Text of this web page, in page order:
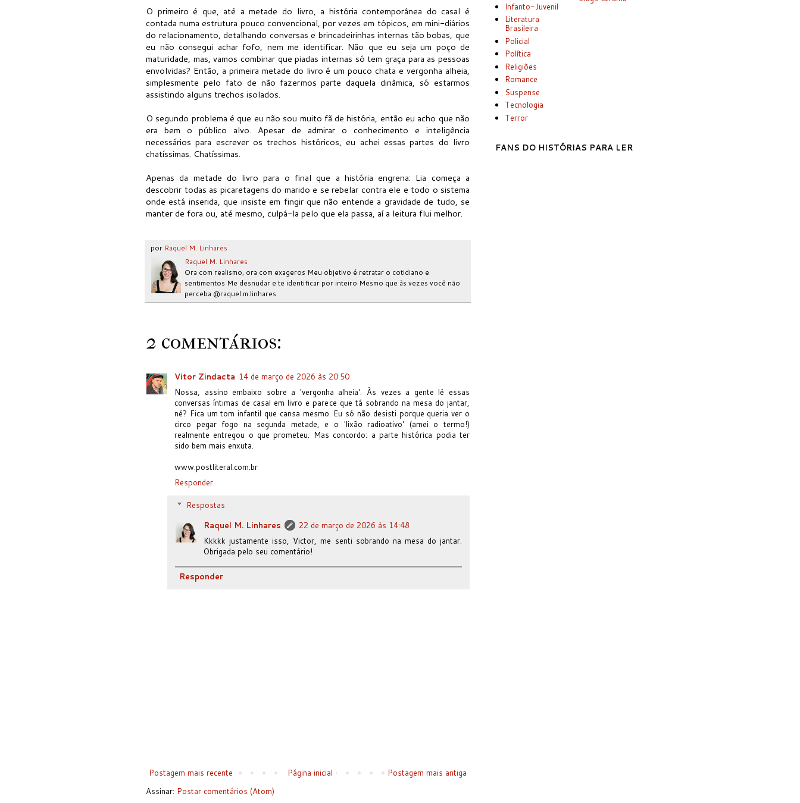
O primeiro é que, até a metade do livro, a história contemporânea do casal é
contada numa estrutura pouco convencional, por vezes em tópicos, em mini-diários
do relacionamento, detalhando conversas e brincadeirinhas internas tão bobas, que
eu não consegui achar fofo, nem me identificar. Não que eu seja um poço de
maturidade, mas, vamos combinar que piadas internas só tem graça para as pessoas
envolvidas? Então, a primeira metade do livro é um pouco chata e vergonha alheia,
simplesmente pelo fato de não fazermos parte daquela dinâmica, só estarmos
assistindo alguns trechos isolados.
O segundo problema é que eu não sou muito fã de história, então eu acho que não
era bem o público alvo. Apesar de admirar o conhecimento e inteligência
necessários para escrever os trechos históricos, eu achei essas partes do livro
chatíssimas. Chatíssimas.
Apenas da metade do livro para o final que a história engrena: Lia começa a
descobrir todas as picaretagens do marido e se rebelar contra ele e todo o sistema
onde está inserida, que insiste em fingir que não entende a gravidade de tudo, se
manter de fora ou, até mesmo, culpá-la pelo que ela passa, aí a leitura flui melhor.
por Raquel M. Linhares
Raquel M. Linhares
Ora com realismo, ora com exageros Meu objetivo é retratar o cotidiano e
sentimentos Me desnudar e te identificar por inteiro Mesmo que às vezes você não
perceba @raquel.m.linhares
2 comentários:
Vitor Zindacta 14 de março de 2026 às 20:50
Nossa, assino embaixo sobre a 'vergonha alheia'. Às vezes a gente lê essas
conversas íntimas de casal em livro e parece que tá sobrando na mesa do jantar,
né? Fica um tom infantil que cansa mesmo. Eu só não desisti porque queria ver o
circo pegar fogo na segunda metade, e o 'lixão radioativo' (amei o termo!)
realmente entregou o que prometeu. Mas concordo: a parte histórica podia ter
sido bem mais enxuta.
www.postliteral.com.br
Responder
Respostas
Raquel M. Linhares
22 de março de 2026 às 14:48
Kkkkk justamente isso, Victor, me senti sobrando na mesa do jantar.
Obrigada pelo seu comentário!
Responder
Postagem mais recente Postagem mais antiga
Página inicial
Assinar: Postar comentários (Atom)
Infanto-Juvenil
Literatura
Brasileira
Policial
Política
Religiões
Romance
Suspense
Tecnologia
Terror
FANS DO HISTÓRIAS PARA LER